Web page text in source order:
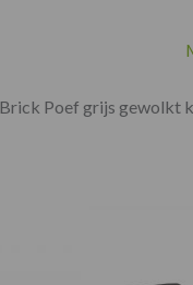
Brick Poef grijs gewolkt